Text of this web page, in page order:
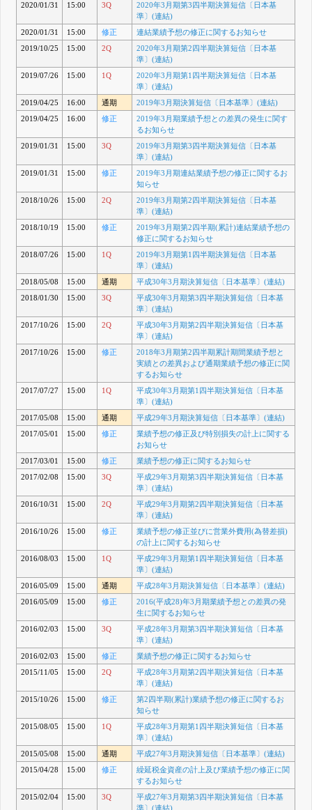
2020/01/31 15:00 3Q
2020年3月期第3四半期決算短信〔日本基
準〕(連結)
2020/01/31
15:00 修正
連結業績予想の修正に関するお知らせ
2019/10/25
15:00 2Q
2020年3月期第2四半期決算短信〔日本基
準〕(連結)
2019/07/26
15:00 1Q
2020年3月期第1四半期決算短信〔日本基
準〕(連結)
2019/04/25
16:00 通期
2019年3月期決算短信〔日本基準〕(連結)
2019/04/25
16:00 修正
2019年3月期業績予想との差異の発生に関す
るお知らせ
2019/01/31
15:00 3Q
2019年3月期第3四半期決算短信〔日本基
準〕(連結)
2019/01/31
15:00 修正
2019年3月期連結業績予想の修正に関するお
知らせ
2018/10/26
15:00 2Q
2019年3月期第2四半期決算短信〔日本基
準〕(連結)
2018/10/19
15:00 修正
2019年3月期第2四半期(累計)連結業績予想の
修正に関するお知らせ
2018/07/26
15:00 1Q
2019年3月期第1四半期決算短信〔日本基
準〕(連結)
2018/05/08
15:00 通期
平成30年3月期決算短信〔日本基準〕(連結)
2018/01/30
15:00 3Q
平成30年3月期第3四半期決算短信〔日本基
準〕(連結)
2017/10/26
15:00 2Q
平成30年3月期第2四半期決算短信〔日本基
準〕(連結)
2017/10/26
15:00 修正
2018年3月期第2四半期累計期間業績予想と
実績との差異および通期業績予想の修正に関
するお知らせ
2017/07/27
15:00 1Q
平成30年3月期第1四半期決算短信〔日本基
準〕(連結)
2017/05/08
15:00 通期
平成29年3月期決算短信〔日本基準〕(連結)
2017/05/01
15:00 修正
業績予想の修正及び特別損失の計上に関する
お知らせ
2017/03/01
15:00 修正
業績予想の修正に関するお知らせ
2017/02/08
15:00 3Q
平成29年3月期第3四半期決算短信〔日本基
準〕(連結)
2016/10/31
15:00 2Q
平成29年3月期第2四半期決算短信〔日本基
準〕(連結)
2016/10/26
15:00 修正
業績予想の修正並びに営業外費用(為替差損)
の計上に関するお知らせ
2016/08/03
15:00 1Q
平成29年3月期第1四半期決算短信〔日本基
準〕(連結)
2016/05/09
15:00 通期
平成28年3月期決算短信〔日本基準〕(連結)
2016/05/09
15:00 修正
2016(平成28)年3月期業績予想との差異の発
生に関するお知らせ
2016/02/03
15:00 3Q
平成28年3月期第3四半期決算短信〔日本基
準〕(連結)
2016/02/03
15:00 修正
業績予想の修正に関するお知らせ
2015/11/05
15:00 2Q
平成28年3月期第2四半期決算短信〔日本基
準〕(連結)
2015/10/26
15:00 修正
第2四半期(累計)業績予想の修正に関するお
知らせ
2015/08/05
15:00 1Q
平成28年3月期第1四半期決算短信〔日本基
準〕(連結)
2015/05/08
15:00 通期
平成27年3月期決算短信〔日本基準〕(連結)
2015/04/28
15:00 修正
繰延税金資産の計上及び業績予想の修正に関
するお知らせ
2015/02/04
15:00 3Q
平成27年3月期第3四半期決算短信〔日本基
準〕(連結)